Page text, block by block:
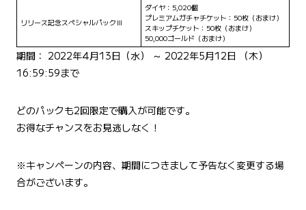
リリース記念スペシャルパックⅢ
ダイヤ：5,020個
プレミアムガチャチケット：50枚（おまけ）
スキップチケット：50枚（おまけ）
50,000ゴールド（おまけ）
期間： 2022年4月13日（水） ～ 2022年5月12日 （木）
16:59:59まで
どのパックも2回限定で購入が可能です。
お得なチャンスをお見逃しなく！
※キャンペーンの内容、期間につきまして予告なく変更する場
合がございます。